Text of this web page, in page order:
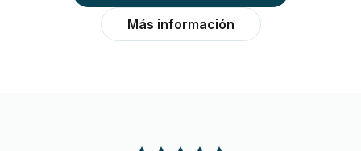
Más información